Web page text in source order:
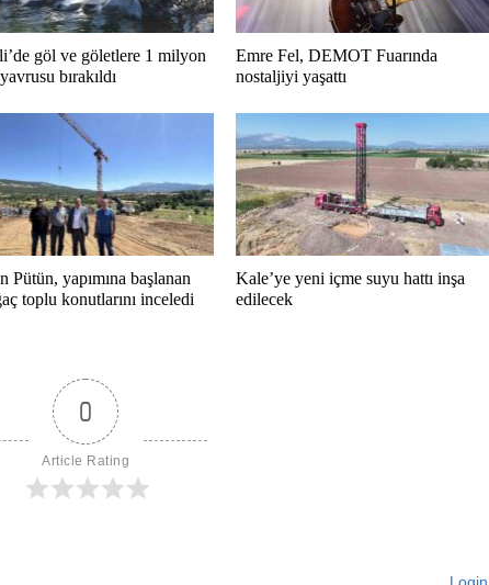
göl ve göletlere 1 milyon
bırakıldı
Emre Fel, DEMOT Fuarında
nostaljiyi yaşattı
Pütün, yapımına başlanan
toplu konutlarını inceledi
Kale’ye yeni içme suyu hattı inşa
edilecek
0
Article Rating
Login